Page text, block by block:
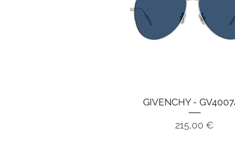
Aperçu rapide
GIVENCHY -
Prix
215,00 €